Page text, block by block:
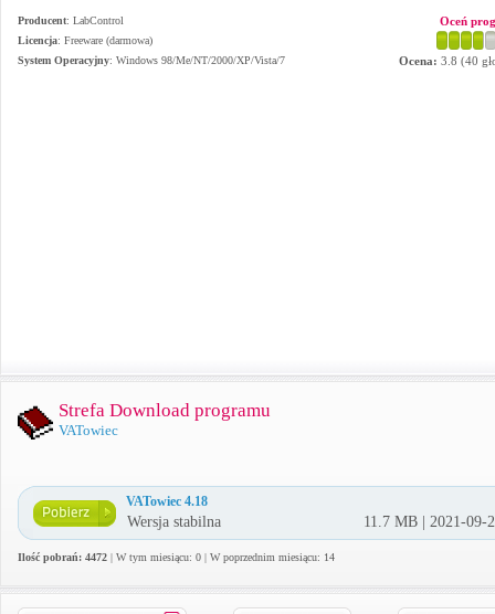
Producent: LabControl
Licencja: Freeware (darmowa)
System Operacyjny: Windows 98/Me/NT/2000/XP/Vista/7
Oceń
Ocena: 3.8 (40
Strefa Download programu
VATowiec
VATowiec 4.18
Wersja stabilna 11.7 MB | 2021-09-
Ilość pobrań: 4472 | W tym miesiącu: 0 | W poprzednim miesiącu: 14